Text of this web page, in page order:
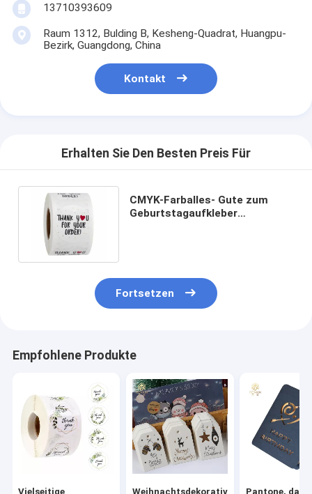
13710393609
Raum 1312, Bulding B, Kesheng-Quadrat, Huangpu-
Bezirk, Guangdong, China
Kontakt
Erhalten Sie Den Besten Preis Für
CMYK-Farballes- Gute zum
Geburtstagaufkleber
Fortsetzen
Empfohlene Produkte
Vielseitige Weihnachtsdekorative Pantone, das